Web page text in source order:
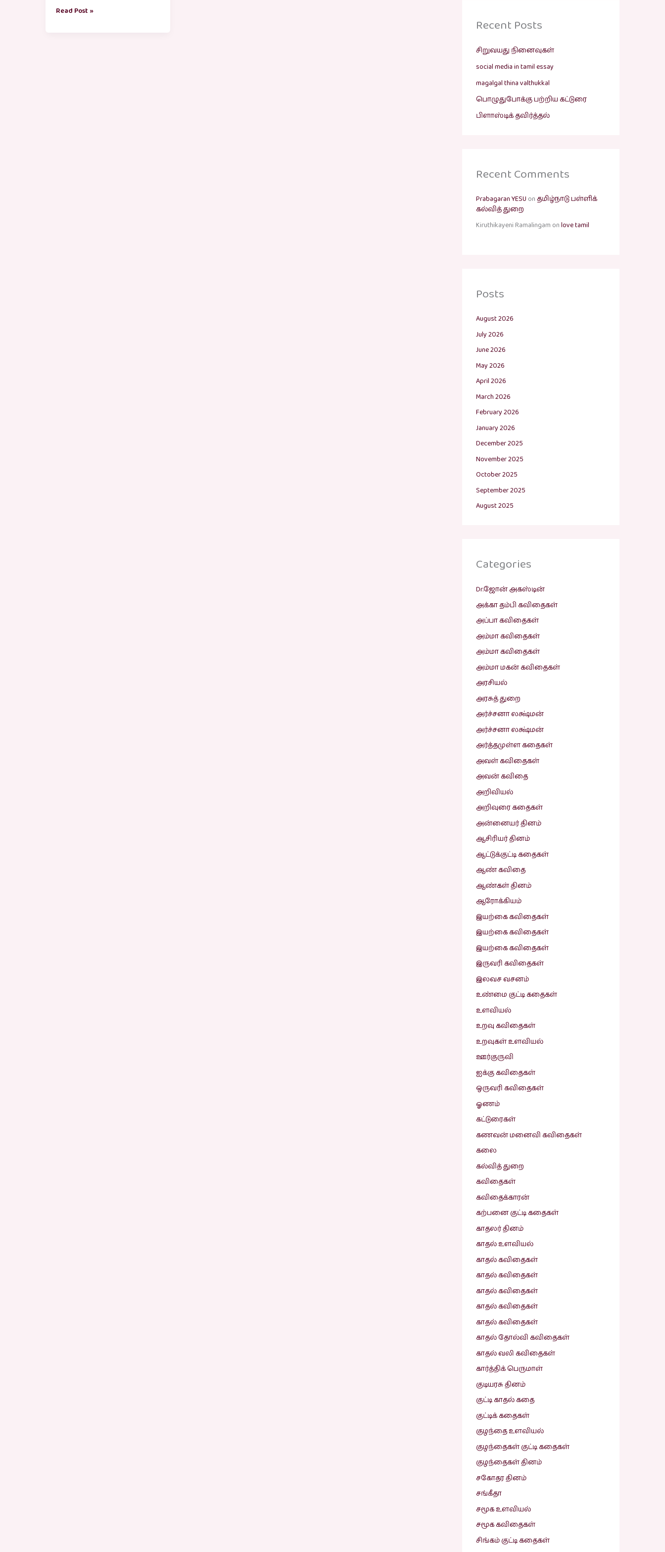
Read Post »
Recent Posts
சிறுவயது நினைவுகள்
social media in tamil essay
magalgal thina valthukkal
பொழுதுபோக்கு பற்றிய கட்டுரை
பிளாஸ்டிக் தவிர்த்தல்
Recent Comments
Prabagaran YESU onதமிழ்நாடு பள்ளிக்
கல்வித் துறை
Kiruthikayeni Ramalingam onlove tamil
Posts
August 2026
July 2026
June 2026
May 2026
April 2026
March 2026
February 2026
January 2026
December 2025
November 2025
October 2025
September 2025
August 2025
Categories
Dr.ஜோன் அகஸ்டின்
அக்கா தம்பி கவிதைகள்
அப்பா கவிதைகள்
அம்மா கவிதைகள்
அம்மா கவிதைகள்
அம்மா மகன் கவிதைகள்
அரசியல்
அரசுத் துறை
அர்ச்சனா லக்ஷ்மன்
அர்ச்சனா லக்ஷ்மன்
அர்த்தமுள்ள கதைகள்
அவள் கவிதைகள்
அவன் கவிதை
அறிவியல்
அறிவுரை கதைகள்
அன்னையர் தினம்
ஆசிரியர் தினம்
ஆட்டுக்குட்டி கதைகள்
ஆண் கவிதை
ஆண்கள் தினம்
ஆரோக்கியம்
இயற்கை கவிதைகள்
இயற்கை கவிதைகள்
இயற்கை கவிதைகள்
இருவரி கவிதைகள்
இலவச வசனம்
உண்மை குட்டி கதைகள்
உளவியல்
உறவு கவிதைகள்
உறவுகள் உளவியல்
ஊர்குருவி
ஐக்கு கவிதைகள்
ஒருவரி கவிதைகள்
ஓணம்
கட்டுரைகள்
கணவன் மனைவி கவிதைகள்
கலை
கல்வித் துறை
கவிதைகள்
கவிதைக்காரன்
கற்பனை குட்டி கதைகள்
காதலர் தினம்
காதல் உளவியல்
காதல் கவிதைகள்
காதல் கவிதைகள்
காதல் கவிதைகள்
காதல் கவிதைகள்
காதல் கவிதைகள்
காதல் தோல்வி கவிதைகள்
காதல் வலி கவிதைகள்
கார்த்திக் பெருமாள்
குடியரசு தினம்
குட்டி காதல் கதை
குட்டிக் கதைகள்
குழந்தை உளவியல்
குழந்தைகள் குட்டி கதைகள்
குழந்தைகள் தினம்
சகோதர தினம்
சங்கீதா
சமூக உளவியல்
சமூக கவிதைகள்
சிங்கம் குட்டி கதைகள்